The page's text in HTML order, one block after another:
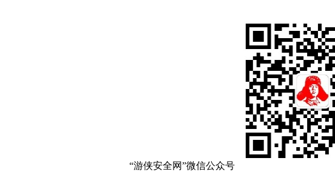
“游侠安全网”微信公众号